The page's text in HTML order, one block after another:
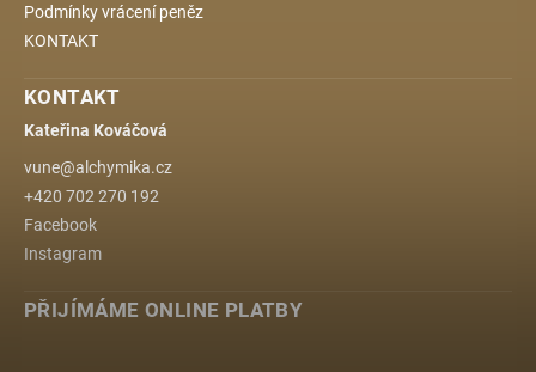
Podmínky vrácení peněz
KONTAKT
KONTAKT
Kateřina Kováčová
vune@alchymika.cz
+420 702 270 192
Facebook
Instagram
PŘIJÍMÁME ONLINE PLATBY